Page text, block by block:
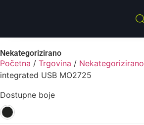
Nekategorizirano
Početna / Trgovina / Nekategorizirano
integrated USB MO2725
Dostupne boje